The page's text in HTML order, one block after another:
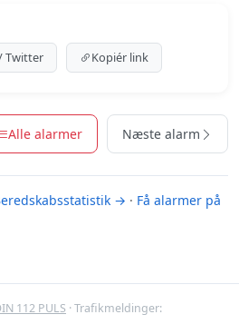
at se meldingen og kortet.
Twitter Kopiér link
Alle alarmer Næste alarm
→ · Få alarmer på
112 PULS · Trafikmeldinger: